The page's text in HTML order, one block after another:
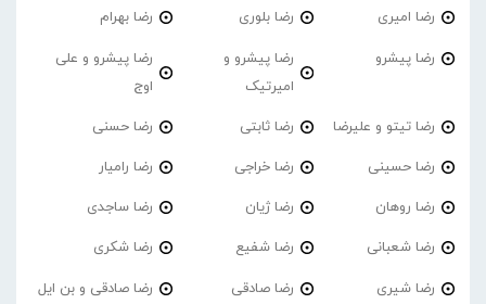
رضا امیری رضا بلوری رضا بهرام
رضا پیشرو
رضا پیشرو و
امیرتیک
رضا پیشرو و علی
اوج
رضا تیتو و علیرضا رضا ثابتی رضا حسنی
رضا حسینی رضا خراجی رضا رامیار
رضا روهان رضا ژیان رضا ساجدی
رضا شعبانی رضا شفیع رضا شکری
رضا شیری رضا صادقی رضا صادقی و بن ایل